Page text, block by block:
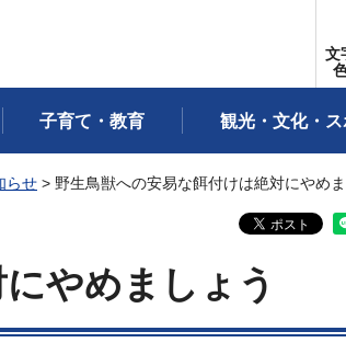
文
子育て・教育 観光・文化・
らせ > 野生鳥獣への安易な餌付けは絶対にやめ
やめましょう